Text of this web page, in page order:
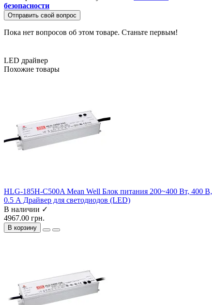
безопасности
Отправить свой вопрос
Пока нет вопросов об этом товаре. Станьте первым!
LED драйвер
Похожие товары
HLG-185H-C500A Mean Well Блок питания 200~400 Вт, 400 В,
0.5 А Драйвер для светодиодов (LED)
В наличии ✓
4967.00 грн.
В корзину